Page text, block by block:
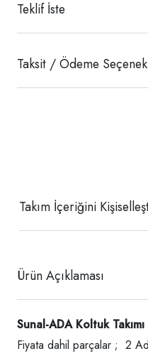
Teklif İste
Taksit / Ödeme
Takım İçeriğini
Ürün Açıklaması
Sunal-ADA Koltuk Takımı
Fiyata dahil parçalar ; 2